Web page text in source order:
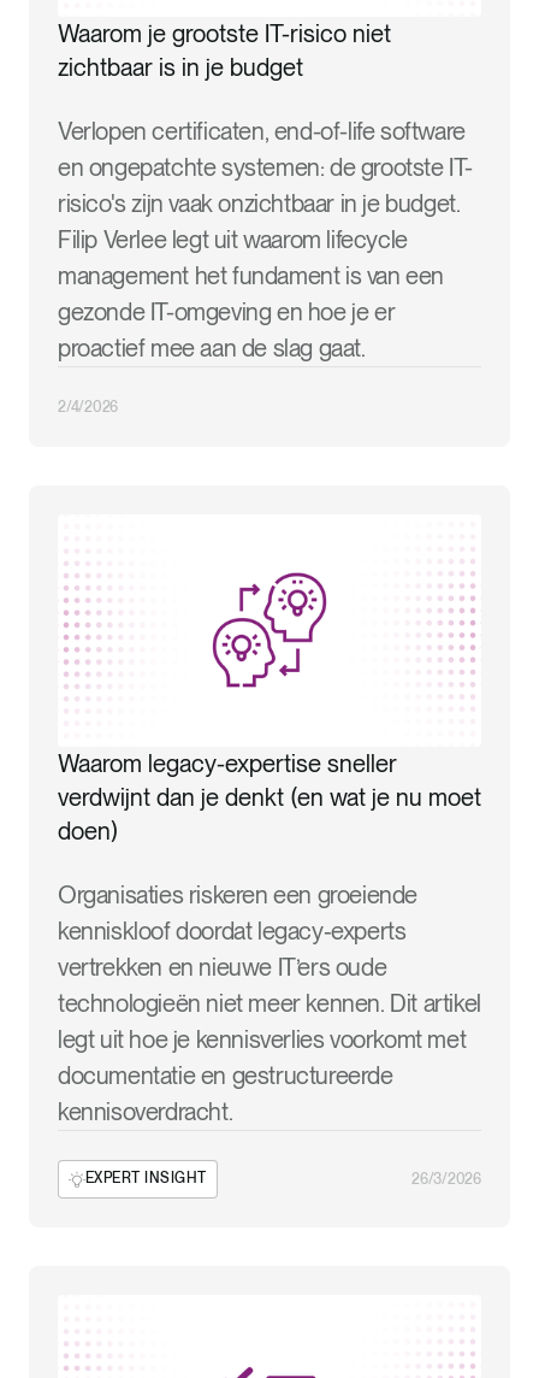
Waarom je grootste IT-risico niet
zichtbaar is in je budget
Verlopen certificaten, end-of-life software
en ongepatchte systemen: de grootste IT-
risico's zijn vaak onzichtbaar in je budget.
Filip Verlee legt uit waarom lifecycle
management het fundament is van een
gezonde IT-omgeving en hoe je er
proactief mee aan de slag gaat.
2/4/2026
Waarom legacy-expertise sneller
verdwijnt dan je denkt (en wat je nu moet
doen)
Organisaties riskeren een groeiende
kenniskloof doordat legacy‑experts
vertrekken en nieuwe IT’ers oude
technologieën niet meer kennen. Dit artikel
legt uit hoe je kennisverlies voorkomt met
documentatie en gestructureerde
kennisoverdracht.
EXPERT INSIGHT 26/3/2026